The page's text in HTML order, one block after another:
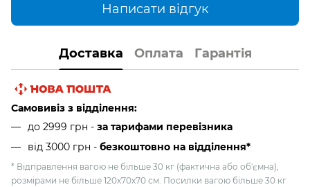
Написати відгук
Доставка Оплата Гарантія
Самовивіз з відділення:
до 2999 грн - за тарифами перевізника
від 3000 грн - безкоштовно на відділення*
* Відправлення вагою не більше 30 кг (фактична або об'ємна),
розмірами не більше 120х70х70 см. Посилки вагою більше 30 кг